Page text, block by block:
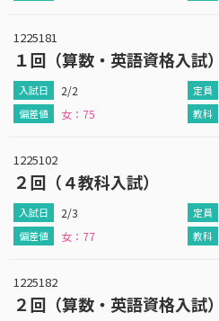
1225181
１回（算数・英語資格入試）
2/2
女：75
1225102
２回（４教科入試）
2/3
女：77
1225182
２回（算数・英語資格入試）